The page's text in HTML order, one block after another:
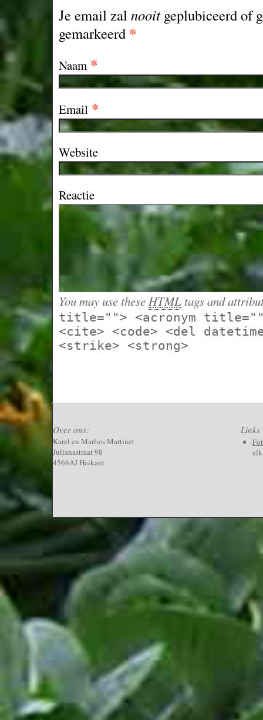
Je email zalnooitgeplubiceerd of
gemarkeerd *
Naam *
Email *
Website
Reactie
You may use theseHTML tags and
title=""> <acronym
<cite> <code> <del
<strike> <strong>
Over ons:
Karel en Marlies Martinet
Julianastraat 98
4566AJ Heikant
Links